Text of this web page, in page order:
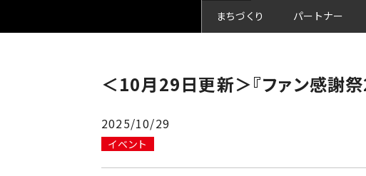
まちづくり パートナー
＜10月29日更新＞『ファン感謝
2025/10/29
イベント